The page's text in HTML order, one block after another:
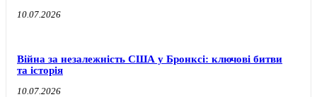
10.07.2026
Війна за незалежність США у Бронксі: ключові битви
та історія
10.07.2026